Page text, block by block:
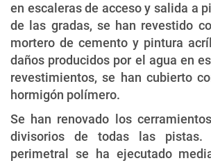
en escaleras de acceso y salida a
de las gradas, se han revestido
mortero de cemento y pintura
daños producidos por el agua en
revestimientos, se han cubierto
hormigón polímero.
Se han renovado los
divisorios de todas las pistas.
perimetral se ha ejecutado